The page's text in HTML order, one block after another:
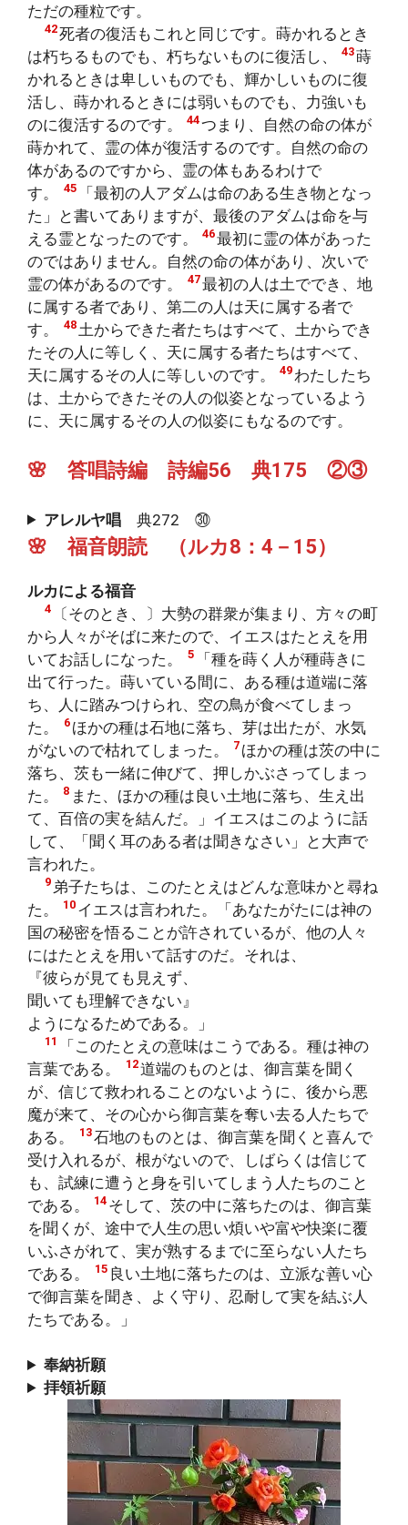
ただの種粒です。
42死者の復活もこれと同じです。蒔かれるとき
は朽ちるものでも、朽ちないものに復活し、
43蒔
かれるときは卑しいものでも、輝かしいものに復
活し、蒔かれるときには弱いものでも、力強いも
のに復活するのです。
44つまり、自然の命の体が
蒔かれて、霊の体が復活するのです。自然の命の
体があるのですから、霊の体もあるわけで
す。
45
「最初の人アダムは命のある生き物となっ
た」と書いてありますが、最後のアダムは命を与
える霊となったのです。
46最初に霊の体があった
のではありません。自然の命の体があり、次いで
霊の体があるのです。
47最初の人は土ででき、地
に属する者であり、第二の人は天に属する者で
す。
48 土からできた者たちはすべて、土からでき
たその人に等しく、天に属する者たちはすべて、
天に属するその人に等しいのです。
49 わたしたち
は、土からできたその人の似姿となっているよう
に、天に属するその人の似姿にもなるのです。
🌸 答唱詩編 詩編56 典175 ②③
アレルヤ唱 典272 ㉚
🌸 福音朗読 （ルカ8：4－15）
ルカによる福音
4
〔そのとき、〕大勢の群衆が集まり、方々の町
から人々がそばに来たので、イエスはたとえを用
いてお話しになった。
5
「種を蒔く人が種蒔きに
出て行った。蒔いている間に、ある種は道端に落
ち、人に踏みつけられ、空の鳥が食べてしまっ
た。
6 ほかの種は石地に落ち、芽は出たが、水気
がないので枯れてしまった。
7 ほかの種は茨の中に
落ち、茨も一緒に伸びて、押しかぶさってしまっ
た。
8 また、ほかの種は良い土地に落ち、生え出
て、百倍の実を結んだ。」イエスはこのように話
して、「聞く耳のある者は聞きなさい」と大声で
言われた。
9 弟子たちは、このたとえはどんな意味かと尋ね
た。
10 イエスは言われた。「あなたがたには神の
国の秘密を悟ることが許されているが、他の人々
にはたとえを用いて話すのだ。それは、
『彼らが見ても見えず、
聞いても理解できない』
ようになるためである。」
11
「このたとえの意味はこうである。種は神の
言葉である。
12道端のものとは、御言葉を聞く
が、信じて救われることのないように、後から悪
魔が来て、その心から御言葉を奪い去る人たちで
ある。
13石地のものとは、御言葉を聞くと喜んで
受け入れるが、根がないので、しばらくは信じて
も、試練に遭うと身を引いてしまう人たちのこと
である。
14 そして、茨の中に落ちたのは、御言葉
を聞くが、途中で人生の思い煩いや富や快楽に覆
いふさがれて、実が熟するまでに至らない人たち
である。
15 良い土地に落ちたのは、立派な善い心
で御言葉を聞き、よく守り、忍耐して実を結ぶ人
たちである。」
奉納祈願
拝領祈願